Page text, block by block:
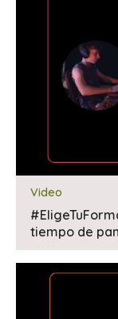
Video
tiempo de